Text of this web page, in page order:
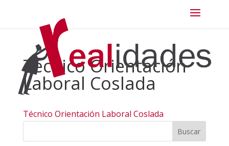
Técnico Orientación
Laboral Coslada
Técnico Orientación Laboral Coslada